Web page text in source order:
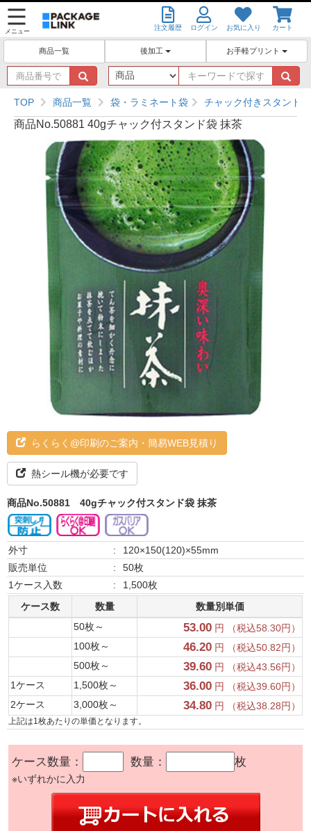
メニュー 注文履歴 ログイン お気に入り カート
商品一覧 後加工 お手軽プリント
商
品
番
号
で
す
キ
ー
ワ
ー
ド
で
探
す
TOP 商品一覧 袋・ラミネート袋 チャック付きスタンド
商品No.50881 40gチャック付スタンド袋 抹茶
らくらく@印刷のご案内・簡易WEB見積り
熱シール機が必要です
商品No.50881 40gチャック付スタンド袋 抹茶
外寸 :
120×150(120)×55mm
販売単位
:
50枚
1ケース入数
:
1,500枚
ケース数
数量
数量別単価
50枚～
53.00 円 （税込58.30円）
100枚～
46.20 円 （税込50.82円）
500枚～
39.60 円 （税込43.56円）
1ケース
1,500枚～ 36.00 円 （税込39.60円）
2ケース
3,000枚～ 34.80 円 （税込38.28円）
上記は1枚あたりの単価となります。
ケース数量： 数量： 枚
※いずれかに入力